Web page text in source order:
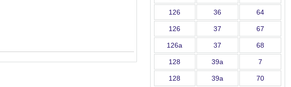
126 36 64
126 37 67
126а 37 68
128 39а 7
128 39а 70